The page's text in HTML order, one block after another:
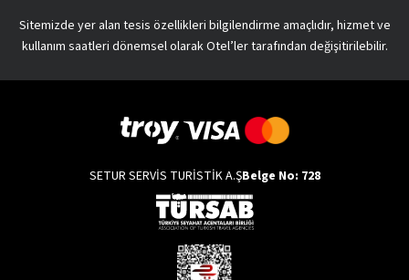
Sitemizde yer alan tesis özellikleri bilgilendirme amaçlıdır, hizmet ve
kullanım saatleri dönemsel olarak Otel’ler tarafından değişitirilebilir.
SETUR SERVİS TURİSTİK A.ŞBelge No: 728